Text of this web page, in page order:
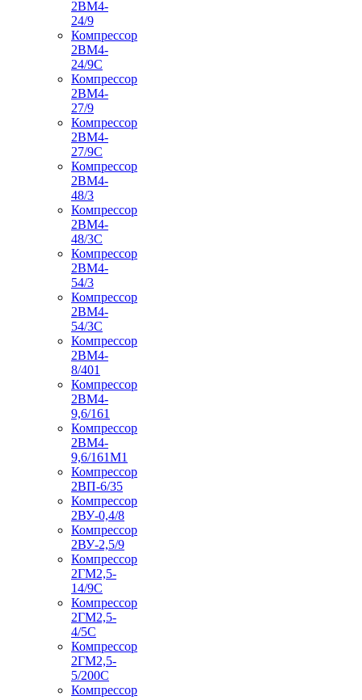
2ВМ4-
24/9
Компрессор
2ВМ4-
24/9С
Компрессор
2ВМ4-
27/9
Компрессор
2ВМ4-
27/9С
Компрессор
2ВМ4-
48/3
Компрессор
2ВМ4-
48/3С
Компрессор
2ВМ4-
54/3
Компрессор
2ВМ4-
54/3С
Компрессор
2ВМ4-
8/401
Компрессор
2ВМ4-
9,6/161
Компрессор
2ВМ4-
9,6/161М1
Компрессор
2ВП-6/35
Компрессор
2ВУ-0,4/8
Компрессор
2ВУ-2,5/9
Компрессор
2ГМ2,5-
14/9С
Компрессор
2ГМ2,5-
4/5С
Компрессор
2ГМ2,5-
5/200С
Компрессор